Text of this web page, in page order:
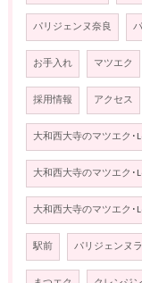
パリジェンヌ奈良
お手入れ マツエク
採用情報 アクセス
大和西大寺のマツエク･
大和西大寺のマツエク･
大和西大寺のマツエク･
駅前 パリジェンヌ